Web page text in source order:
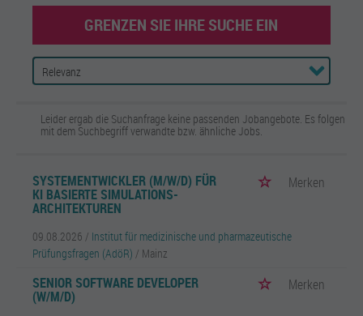
GRENZEN SIE IHRE SUCHE EIN
Leider ergab die Suchanfrage keine passenden Jobangebote. Es folgen
mit dem Suchbegriff verwandte bzw. ähnliche Jobs.
SYSTEMENTWICKLER (M/W/D) FÜR
KI BASIERTE SIMULATIONS-
ARCHITEKTUREN
Merken
09.08.2026 / Institut für medizinische und pharmazeutische
Prüfungsfragen (AdöR) / Mainz
SENIOR SOFTWARE DEVELOPER
(W/M/D)
Merken